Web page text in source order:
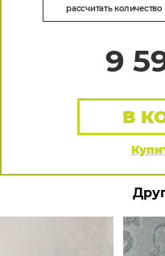
рассчитать количество
9
В